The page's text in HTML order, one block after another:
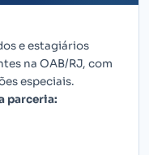
e estagiários
na OAB/RJ, com
especiais.
parceria: